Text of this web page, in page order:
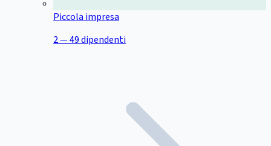
Piccola impresa
2 — 49 dipendenti